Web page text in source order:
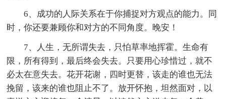
6、成功的人际关系在于你捕捉对方观点的能力。同
时，你还要兼顾你和对方的不同角度。晚安！
7、人生，无所谓失去，只怕草率地挥霍。生命有
限，所有得到，最后终会失去。只要用心珍惜过，就不
必太在意失去。花开花谢，四时更替，该走的谁也无法
挽留，该来的谁也阻止不了。放开怀抱，坦然面对，以